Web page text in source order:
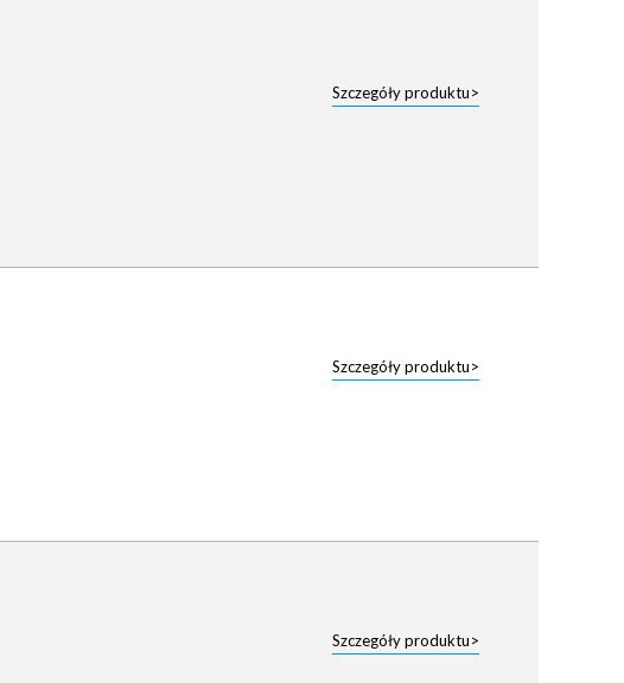
Szczegóły produktu>
Szczegóły produktu>
Szczegóły produktu>